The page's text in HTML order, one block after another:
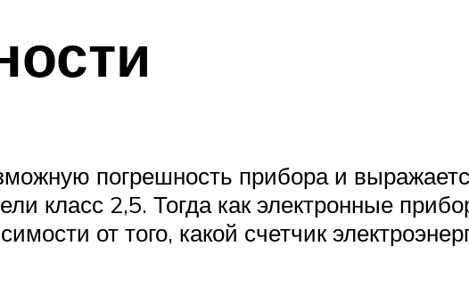
погрешность прибора и
класс 2,5. Тогда как электронные
от того, какой счетчик